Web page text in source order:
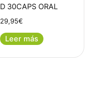
D 30CAPS ORAL
29,95€
Leer más